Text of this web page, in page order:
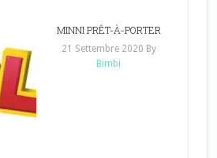
MINNI PRÊT-À-PORTER
21 Settembre 2020 By
Bimbi